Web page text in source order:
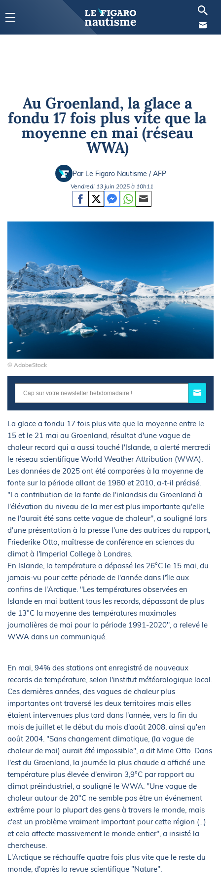
Au Groenland, la glace a
fondu 17 fois plus vite que la
moyenne en mai (réseau
WWA)
Par Le Figaro Nautisme / AFP
Vendredi 13 juin 2025 à 10h11
© AdobeStock
La glace a fondu 17 fois plus vite que la moyenne entre le
15 et le 21 mai au Groenland, résultat d'une vague de
chaleur record qui a aussi touché l'Islande, a alerté mercredi
le réseau scientifique World Weather Attribution (WWA).
Les données de 2025 ont été comparées à la moyenne de
fonte sur la période allant de 1980 et 2010, a-t-il précisé.
"La contribution de la fonte de l'inlandsis du Groenland à
l'élévation du niveau de la mer est plus importante qu'elle
ne l'aurait été sans cette vague de chaleur", a souligné lors
d'une présentation à la presse l'une des autrices du rapport,
Friederike Otto, maîtresse de conférence en sciences du
climat à l'Imperial College à Londres.
En Islande, la température a dépassé les 26°C le 15 mai, du
jamais-vu pour cette période de l'année dans l'île aux
confins de l'Arctique. "Les températures observées en
Islande en mai battent tous les records, dépassant de plus
de 13°C la moyenne des températures maximales
journalières de mai pour la période 1991-2020", a relevé le
WWA dans un communiqué.
En mai, 94% des stations ont enregistré de nouveaux
records de température, selon l'institut météorologique local.
Ces dernières années, des vagues de chaleur plus
importantes ont traversé les deux territoires mais elles
étaient intervenues plus tard dans l'année, vers la fin du
mois de juillet et le début du mois d'août 2008, ainsi qu'en
août 2004. "Sans changement climatique, (la vague de
chaleur de mai) aurait été impossible", a dit Mme Otto. Dans
l'est du Groenland, la journée la plus chaude a affiché une
température plus élevée d'environ 3,9°C par rapport au
climat préindustriel, a souligné le WWA. "Une vague de
chaleur autour de 20°C ne semble pas être un événement
extrême pour la plupart des gens à travers le monde, mais
c'est un problème vraiment important pour cette région (...)
et cela affecte massivement le monde entier", a insisté la
chercheuse.
L'Arctique se réchauffe quatre fois plus vite que le reste du
monde, d'après la revue scientifique "Nature".